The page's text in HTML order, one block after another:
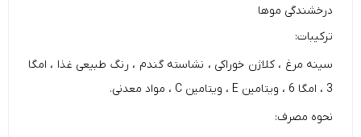
درخشندگی موها
ترکیبات:
سینه مرغ ، کلاژن خوراکی ، نشاسته گندم ، رنگ طبیعی غذا ، امگا
3 ، امگا 6 ، ویتامین E ، ویتامین C ، مواد معدنی.
نحوه مصرف: